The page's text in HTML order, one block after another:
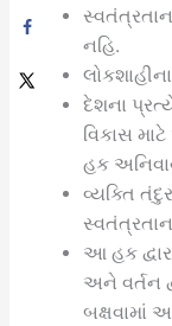
નહિ.
દેશના
વિકાસ
હક
વ્યક્તિ
આ હક
અને વર્તન
બક્ષવામાં